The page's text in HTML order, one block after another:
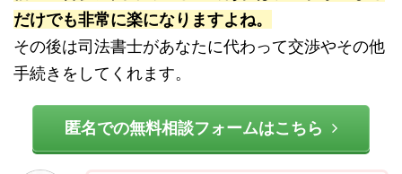
だけでも非常に楽になりますよね。
その後は司法書士があなたに代わって交渉やその他
手続きをしてくれます。
匿名での無料相談フォームはこちら